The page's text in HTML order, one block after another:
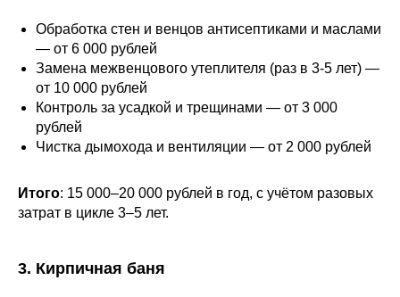
Обработка стен и венцов антисептиками и маслами
— от 6 000 рублей
Замена межвенцового утеплителя (раз в 3-5 лет) —
от 10 000 рублей
Контроль за усадкой и трещинами — от 3 000
рублей
Чистка дымохода и вентиляции — от 2 000 рублей
Итого: 15 000–20 000 рублей в год, с учётом разовых
затрат в цикле 3–5 лет.
3. Кирпичная баня